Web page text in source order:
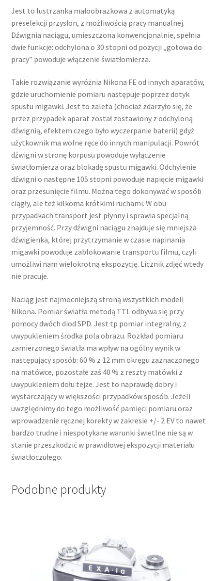
Jest to lustrzanka małoobrazkowa z automatyką
preselekcji przysłon, z możliwością pracy manualnej.
Dźwignia naciągu, umieszczona konwencjonalnie, spełnia
dwie funkcje: odchylona o 30 stopni od pozycji „gotowa do
pracy” powoduje włączenie światłomierza.
Takie rozwiązanie wyróżnia Nikona FE od innych aparatów,
gdzie uruchomienie pomiaru następuje poprzez dotyk
spustu migawki. Jest to zaleta (chociaż zdarzyło się, że
przez przypadek aparat został zostawiony z odchyloną
dźwignią, efektem czego było wyczerpanie baterii) gdyż
użytkownik ma wolne ręce do innych manipulacji. Powrót
dźwigni w stronę korpusu powoduje wyłączenie
światłomierza oraz blokadę spustu migawki. Odchylenie
dźwigni o następne 105 stopni powoduje napięcie migawki
oraz przesunięcie filmu. Można tego dokonywać w sposób
ciągły, ale też kilkoma krótkimi ruchami. W obu
przypadkach transport jest płynny i sprawia specjalną
przyjemność. Przy dźwigni naciągu znajduje się mniejsza
dźwigienka, której przytrzymanie w czasie napinania
migawki powoduje zablokowanie transportu filmu, czyli
umożliwi nam wielokrotną ekspozycję. Licznik zdjęć wtedy
nie pracuje.
Naciąg jest najmocniejszą stroną wszystkich modeli
Nikona. Pomiar światła metodą TTL odbywa się przy
pomocy dwóch diod SPD. Jest tp pomiar integralny, z
uwypukleniem środka pola obrazu. Rozkład pomiaru
zamierzonego światła ma wpływ na ogólny wynik w
następujący sposób: 60 % z 12 mm okręgu zaznaczonego
na matówce, pozostałe zaś 40 % z reszty matówki z
uwypukleniem dołu tejże. Jest to naprawdę dobry i
wystarczający w większości przypadków sposób. Jeżeli
uwzględnimy do tego możliwość pamięci pomiaru oraz
wprowadzenie ręcznej korekty w zakresie +/- 2 EV to nawet
bardzo trudne i niespotykane warunki świetlne nie są w
stanie przeszkodzić w prawidłowej ekspozycji materiału
światłoczułego.
Podobne produkty